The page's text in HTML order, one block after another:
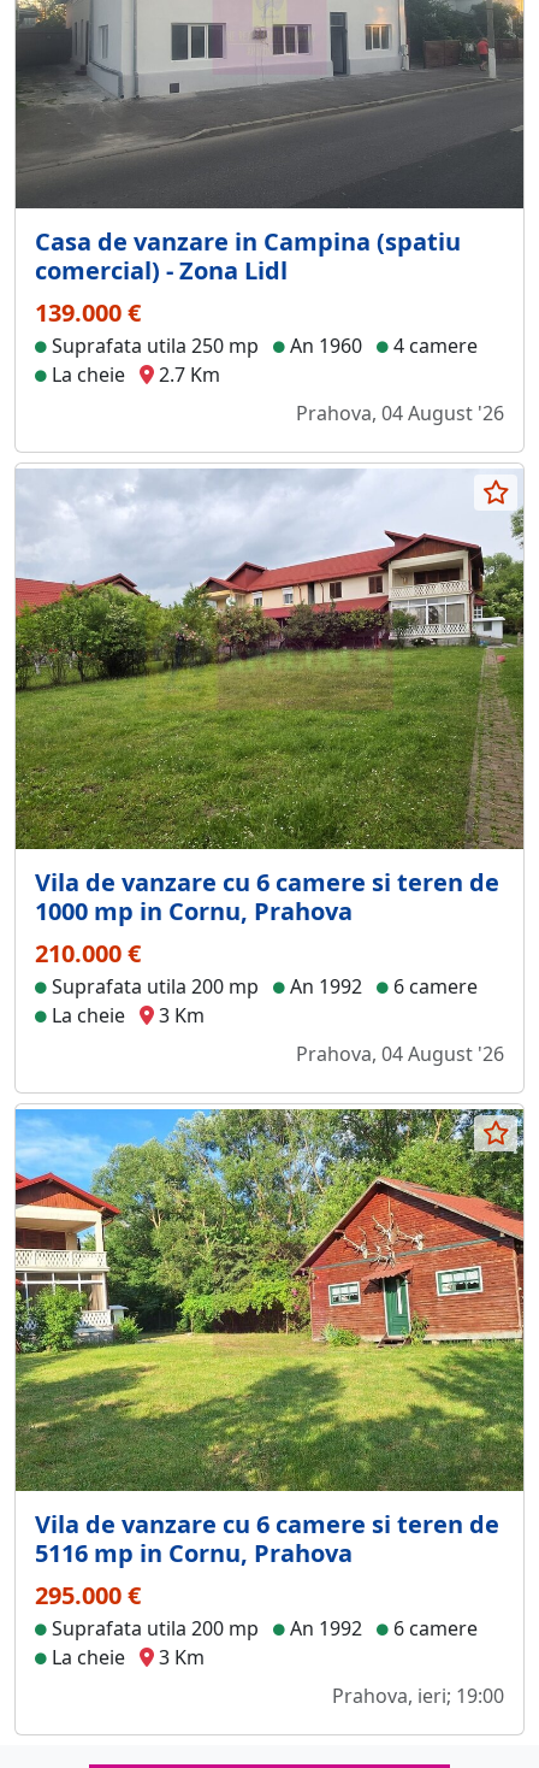
Casa de vanzare in Campina (spatiu
comercial) - Zona Lidl
139.000 €
Suprafata utila 250 mp An 1960
4 camere
La cheie
2.7 Km
Prahova, 04 August '26
Vila de vanzare cu 6 camere si teren de
1000 mp in Cornu, Prahova
210.000 €
Suprafata utila 200 mp An 1992
6 camere
La cheie
3 Km
Prahova, 04 August '26
Vila de vanzare cu 6 camere si teren de
5116 mp in Cornu, Prahova
295.000 €
Suprafata utila 200 mp An 1992
6 camere
La cheie
3 Km
Prahova, ieri; 19:00